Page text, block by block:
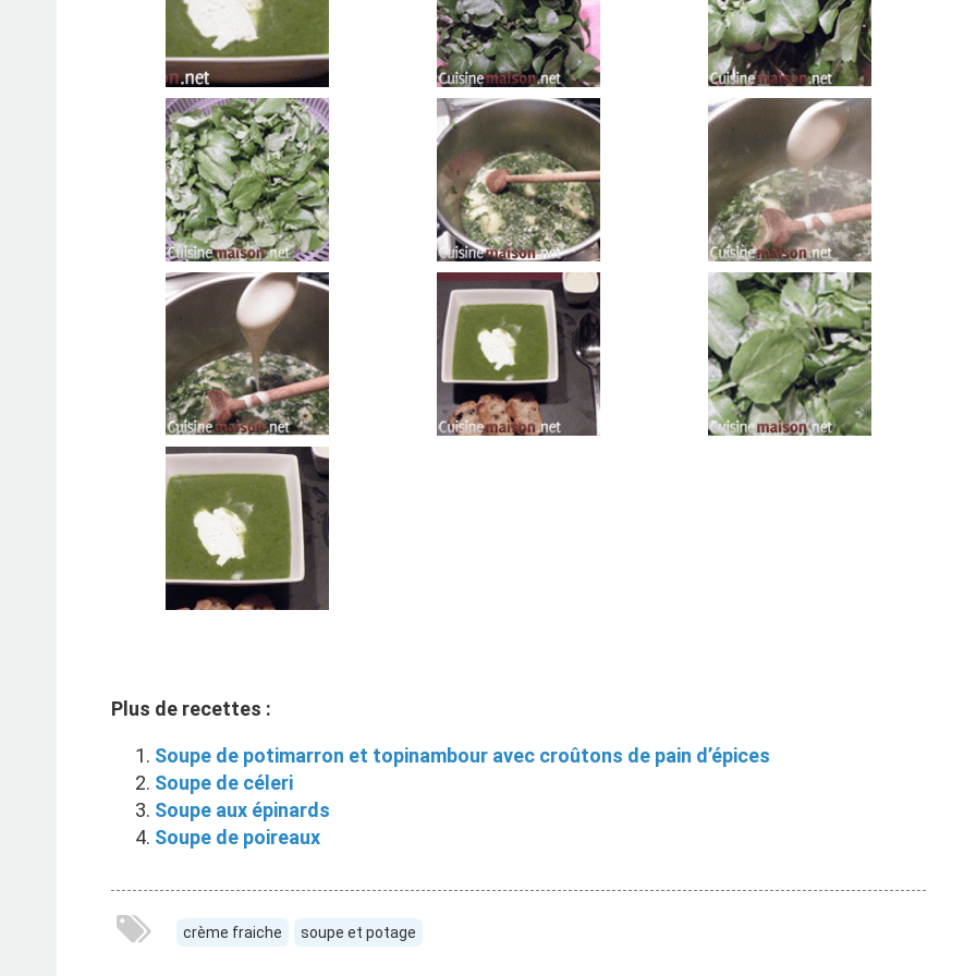
Plus de recettes :
Soupe de potimarron et topinambour avec croûtons de pain d’épices
Soupe de céleri
Soupe aux épinards
Soupe de poireaux
crème fraiche soupe et potage